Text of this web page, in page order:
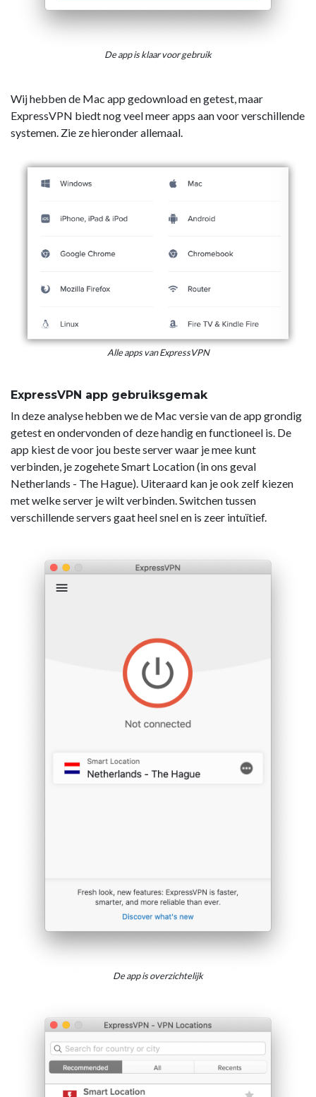
De app is klaar voor gebruik
Wij hebben de Mac app gedownload en getest, maar
ExpressVPN biedt nog veel meer apps aan voor verschillende
systemen. Zie ze hieronder allemaal.
Alle apps van ExpressVPN
ExpressVPN app gebruiksgemak
In deze analyse hebben we de Mac versie van de app grondig
getest en ondervonden of deze handig en functioneel is. De
app kiest de voor jou beste server waar je mee kunt
verbinden, je zogehete Smart Location (in ons geval
Netherlands - The Hague). Uiteraard kan je ook zelf kiezen
met welke server je wilt verbinden. Switchen tussen
verschillende servers gaat heel snel en is zeer intuïtief.
De app is overzichtelijk